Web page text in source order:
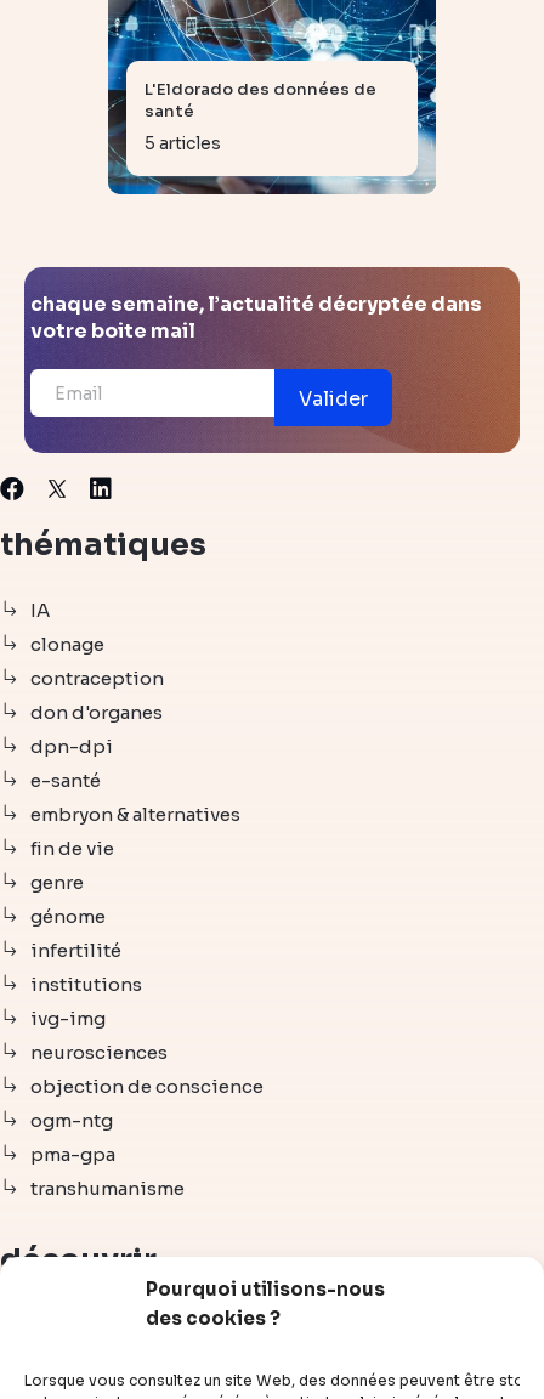
Pourquoi utilisons-nous
des cookies ?
Lorsque vous consultez un site Web, des données peuvent être
L'Eldorado des données de
santé
5 articles
chaque semaine, l’actualité décryptée dans
votre boite mail
Valider
Facebook
X Linkedin
thématiques
IA
clonage
contraception
don d'organes
dpn-dpi
e-santé
embryon & alternatives
fin de vie
genre
génome
infertilité
institutions
ivg-img
neurosciences
objection de conscience
ogm-ntg
pma-gpa
transhumanisme
découvrir
dossiers